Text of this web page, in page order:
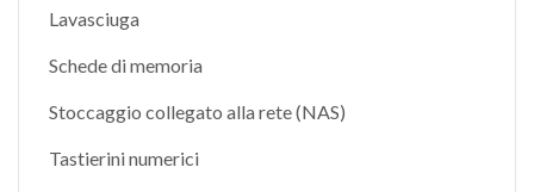
Lavasciuga
Schede di memoria
Stoccaggio collegato alla rete (NAS)
Tastierini numerici